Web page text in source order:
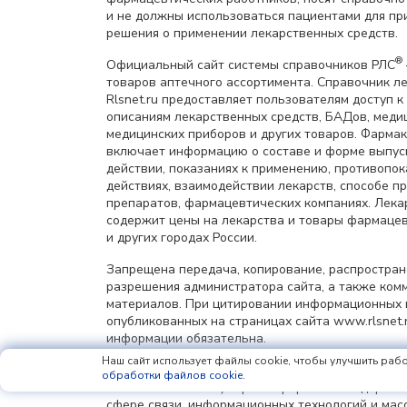
и не должны использоваться пациентами для
решения о применении лекарственных средств.
Официальный сайт системы справочников РЛС®
товаров аптечного ассортимента. Справочник
Rlsnet.ru предоставляет пользователям доступ
описаниям лекарственных средств, БАДов,
медицинских приборов и других товаров.
включает информацию о составе и форме
действии, показаниях к применению,
действиях, взаимодействии лекарств, способе
препаратов, фармацевтических компаниях.
содержит цены на лекарства и товары
и других городах России.
Запрещена передача, копирование,
разрешения администратора сайта, а также
материалов. При цитировании информационных
опубликованных на страницах сайта
информации обязательна.
Сетевое издание «Регистр лекарственных
Наш сайт использует файлы cookie, чтобы улучшить
обработки файлов cookie.